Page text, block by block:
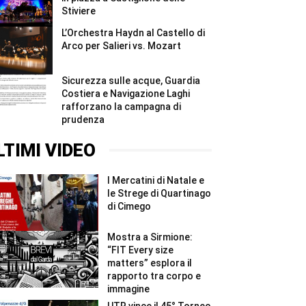
Stiviere
L’Orchestra Haydn al Castello di
Arco per Salieri vs. Mozart
Sicurezza sulle acque, Guardia
Costiera e Navigazione Laghi
rafforzano la campagna di
prudenza
VIDEO
I Mercatini di Natale e
le Strege di Quartinago
di Cimego
Mostra a Sirmione:
“FIT Every size
matters” esplora il
rapporto tra corpo e
immagine